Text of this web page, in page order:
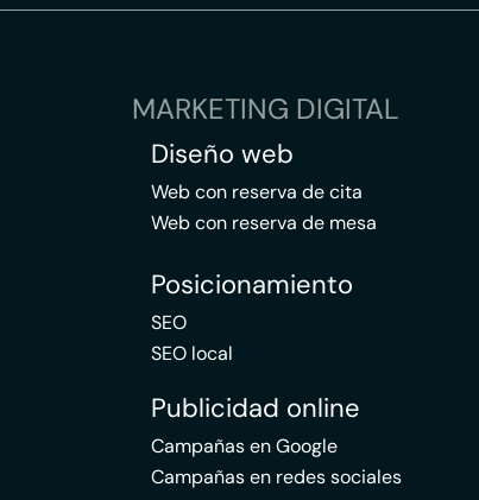
MARKETING DIGITAL
Diseño web
Web con reserva de cita
Web con reserva de mesa
Posicionamiento
SEO
SEO local
Publicidad online
Campañas en Google
Campañas en redes sociales